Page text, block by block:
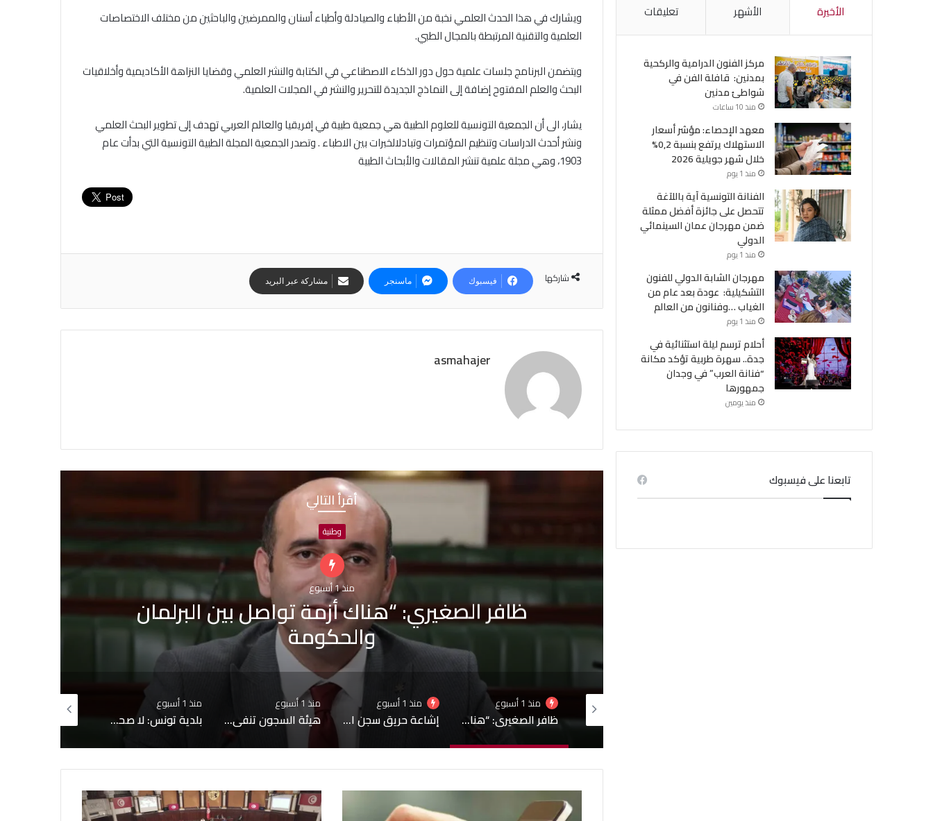
ويشارك في هذا الحدث العلمي نخبة من الأطباء والصيادلة وأطباء أسنان والممرضين والباحثين من مختلف الاختصاصات
العلمية والتقنية المرتبطة بالمجال الطبي.
ويتضمن البرنامج جلسات علمية حول دور الذكاء الاصطناعي في الكتابة والنشر العلمي وقضايا النزاهة الأكاديمية وأخلاقيات
البحث والعلم المفتوح إضافة إلى النماذج الجديدة للتحرير والنشر في المجلات العلمية.
يشار، الى أن الجمعية التونسية للعلوم الطبية هي جمعية طبية في إفريقيا والعالم العربي تهدف إلى تطوير البحث العلمي
ونشر أحدث الدراسات وتنظيم المؤتمرات وتبادلالخبرات بين الاطباء . وتصدر الجمعية المجلة الطبية التونسية التي بدأت عام
1903، وهي مجلة علمية تنشر المقالات والأبحاث الطبية
شاركها فيسبوك ماسنجر مشاركة عبر البريد
asmahajer
أقرأ التالي
أحداث
منذ 1 أسبوع
إشاعة حريق سجن المسعدين: ‬إيقاف 6 أشخاص بينهم
4 نساء
ظافر الصغيري: “هناك أزمة تواصل بين البرلمان والحكومة
منذ 1 أسبوع
إشاعة حريق سجن المسعدين: ‬إيقاف 6 أشخاص بينهم 4 نساء
منذ 1 أسبوع
هيئة السجون تنفي تدهور الحالة الصحية لبعض المساجين
منذ 1 أسبوع
بلدية تونس: لا صحة لبيع قبور بمقبرة الجلاز والابحاث جارية حول التجاوزات وشبهات التدليس
منذ أسبوعين
سيدي بوسعيد على قائمة التراث العالمي لليونسكو
منذ أسبوعين
الأخيرة الأشهر تعليقات
مركز الفنون الدرامية والركحية
بمدنين: قافلة الفن في
شواطئ مدنين
منذ 10 ساعات
معهد الإحصاء: مؤشر أسعار
الاستهلاك يرتفع بنسبة 0,2%
خلال شهر جويلية 2026
منذ 1 يوم
الفنانة التونسية آية باللآغة
تتحصل على جائزة أفضل ممثلة
ضمن مهرجان عمان السينمائي
الدولي
منذ 1 يوم
مهرجان الشابة الدولي للفنون
التشكيلية: عودة بعد عام من
الغياب …وفنانون من العالم
منذ 1 يوم
أحلام ترسم ليلة استثنائية في
جدة.. سهرة طربية تؤكد مكانة
“فنانة العرب” في وجدان
جمهورها
منذ يومين
تابعنا على فيسبوك